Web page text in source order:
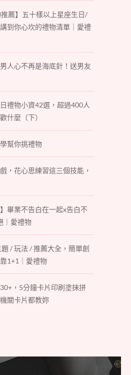
推薦】五十樣以上星座生日/
到你心坎的禮物清單｜愛禮
人心不再是海底針！送男友
禮物小資42選，超過400人
什麼（下）
幫你挑禮物
，花心思練習這三個技能，
】畢業不告白在一起x告白不
｜愛禮物
/ 玩法 / 推薦大全，簡單創
1+1｜愛禮物
，5分鐘卡片印刷塗抹拼
關卡片都教妳